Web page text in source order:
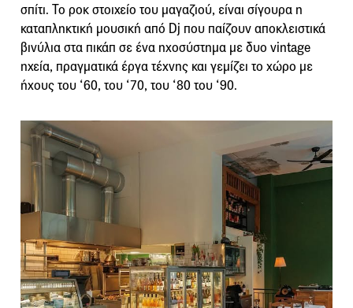
σπίτι. Το ροκ στοιχείο του μαγαζιού, είναι σίγουρα η
καταπληκτική μουσική από Dj που παίζουν αποκλειστικά
βινύλια στα πικάπ σε ένα ηχοσύστημα με δυο vintage
ηχεία, πραγματικά έργα τέχνης και γεμίζει το χώρο με
ήχους του ‘60, του ‘70, του ‘80 του ‘90.